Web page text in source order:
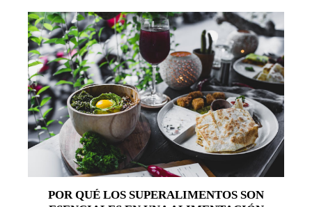
POR QUÉ LOS SUPERALIMENTOS SON